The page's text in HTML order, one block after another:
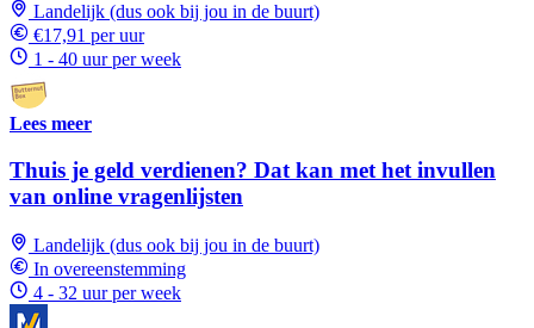
Landelijk (dus ook bij jou in de buurt)
€17,91 per uur
1 - 40 uur per week
Lees meer
Thuis je geld verdienen? Dat kan met het invullen
van online vragenlijsten
Landelijk (dus ook bij jou in de buurt)
In overeenstemming
4 - 32 uur per week